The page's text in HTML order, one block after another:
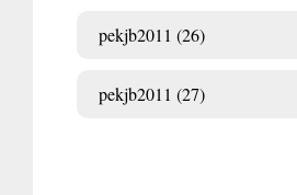
pekjb2011 (26)
pekjb2011 (27)